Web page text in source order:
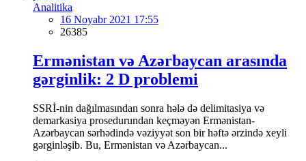
Analitika
16 Noyabr 2021 17:55
26385
Ermənistan və Azərbaycan arasında
gərginlik: 2 D problemi
SSRİ-nin dağılmasından sonra hələ də delimitasiya və
demarkasiya prosedurundan keçməyən Ermənistan-
Azərbaycan sərhədində vəziyyət son bir həftə ərzində xeyli
gərginləşib. Bu, Ermənistan və Azərbaycan...